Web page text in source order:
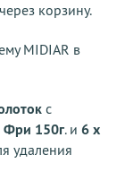
корзину.
MIDIAR в
с
Фри 150г. и 6 х
удаления